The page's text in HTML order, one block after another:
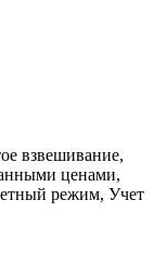
взвешивание,
ценами,
режим, Учет